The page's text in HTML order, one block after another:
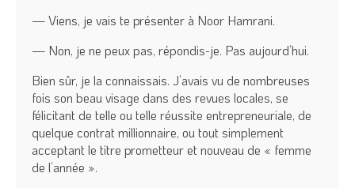
— Viens, je vais te présenter à Noor Hamrani.
— Non, je ne peux pas, répondis-je. Pas aujourd’hui.
Bien sûr, je la connaissais. J’avais vu de nombreuses
fois son beau visage dans des revues locales, se
félicitant de telle ou telle réussite entrepreneuriale, de
quelque contrat millionnaire, ou tout simplement
acceptant le titre prometteur et nouveau de « femme
de l’année ».